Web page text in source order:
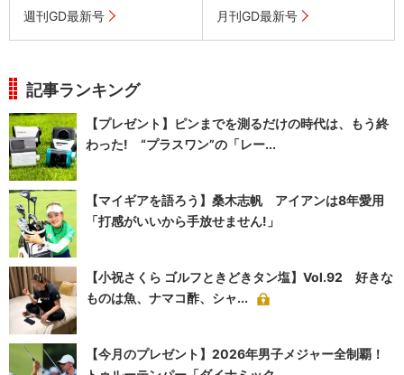
週刊GD最新号 月刊GD最新号
記事ランキング
【プレゼント】ピンまでを測るだけの時代は、もう終
わった! “プラスワン”の「レー...
【マイギアを語ろう】桑木志帆 アイアンは8年愛用
「打感がいいから手放せません!」
【小祝さくら ゴルフときどきタン塩】Vol.92 好きな
ものは魚、ナマコ酢、シャ...
【今月のプレゼント】2026年男子メジャー全制覇！